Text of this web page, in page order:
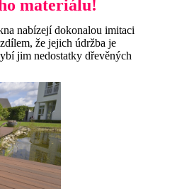
materiálu!
nabízejí dokonalou imitaci
že jejich údržba je
jim nedostatky dřevěných